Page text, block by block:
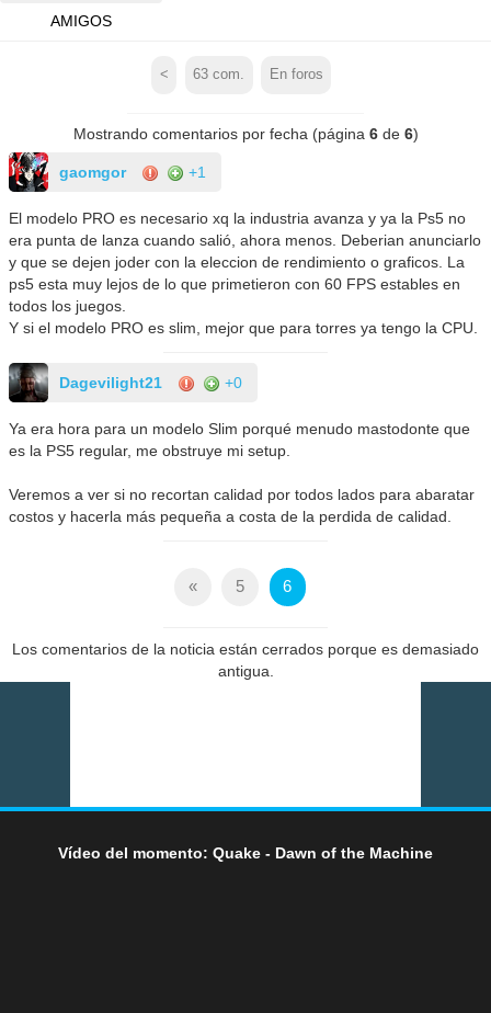
AMIGOS
< 63 com. En foros
Mostrando comentarios por fecha (página 6de 6)
gaomgor +1
El modelo PRO es necesario xq la industria avanza y ya la Ps5 no
era punta de lanza cuando salió, ahora menos. Deberian anunciarlo
y que se dejen joder con la eleccion de rendimiento o graficos. La
ps5 esta muy lejos de lo que primetieron con 60 FPS estables en
todos los juegos.
Y si el modelo PRO es slim, mejor que para torres ya tengo la CPU.
Dagevilight21 +0
Ya era hora para un modelo Slim porqué menudo mastodonte que
es la PS5 regular, me obstruye mi setup.
Veremos a ver si no recortan calidad por todos lados para abaratar
costos y hacerla más pequeña a costa de la perdida de calidad.
« 5 6
Los comentarios de la noticia están cerrados porque es demasiado
antigua.
Vídeo del momento: Quake - Dawn of the Machine